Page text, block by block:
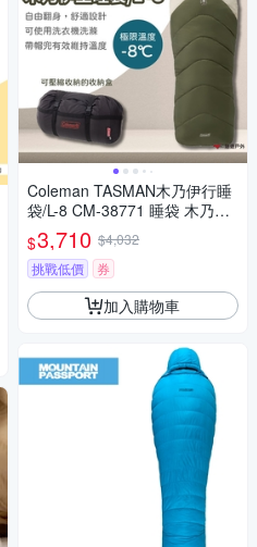
Coleman TASMAN木乃伊行睡
袋/L-8 CM-38771 睡袋 木乃伊
型 保暖 悠遊戶外
$3,710 $4,032
挑戰低價
券
加入購物車